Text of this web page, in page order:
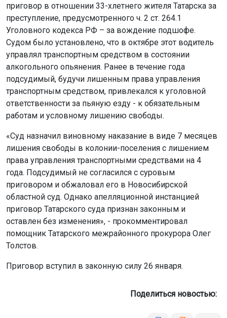
приговор в отношении 33-хлетнего жителя Татарска за
преступление, предусмотренного ч. 2 ст. 264.1
Уголовного кодекса РФ – за вождение подшофе.
Судом было установлено, что в октябре этот водитель
управлял транспортным средством в состоянии
алкогольного опьянения. Ранее в течение года
подсудимый, будучи лишенным права управления
транспортным средством, привлекался к уголовной
ответственности за пьяную езду - к обязательным
работам и условному лишению свободы.
«Суд назначил виновному наказание в виде 7 месяцев
лишения свободы в колонии-поселения с лишением
права управления транспортными средствами на 4
года. Подсудимый не согласился с суровым
приговором и обжаловал его в Новосибирской
областной суд. Однако апелляционной инстанцией
приговор Татарского суда признан законным и
оставлен без изменения», - прокомментировал
помощник Татарского межрайонного прокурора Олег
Толстов.
Приговор вступил в законную силу 26 января.
Поделиться новостью: